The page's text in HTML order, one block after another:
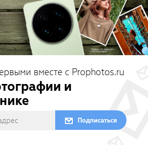
вместе с Prophotos.ru
и
Подписаться